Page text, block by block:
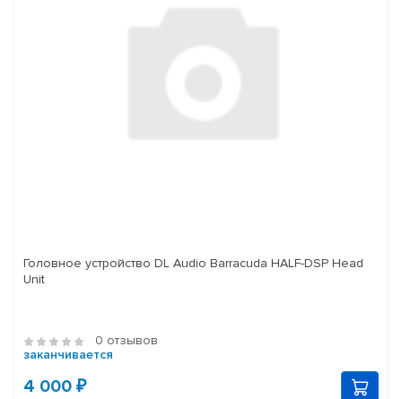
Головное устройство DL Audio Barracuda HALF-DSP Head
Unit
0 отзывов
заканчивается
4 000 ₽